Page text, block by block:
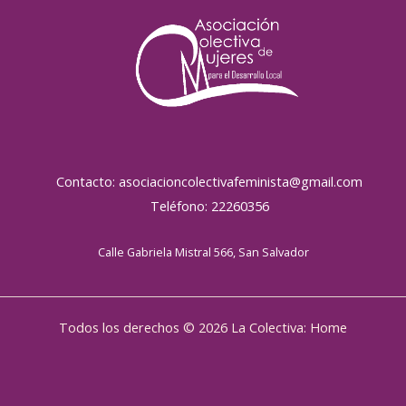
Contacto: asociacioncolectivafeminista@gmail.com
Teléfono: 22260356
Calle Gabriela Mistral 566, San Salvador
Todos los derechos © 2026 La Colectiva: Home